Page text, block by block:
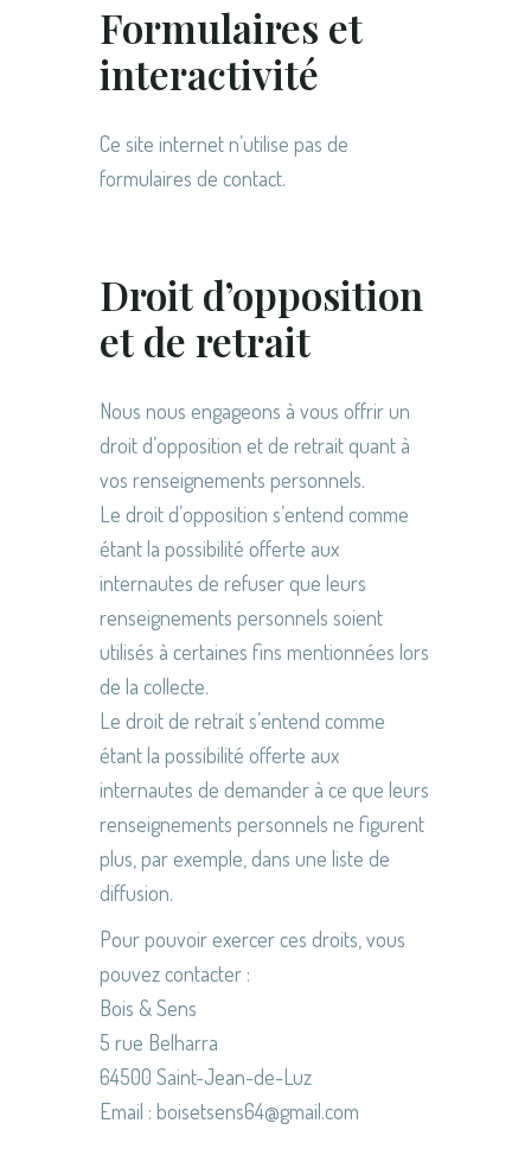
Formulaires et
interactivité
Ce site internet n’utilise pas de
formulaires de contact.
Droit d’opposition
et de retrait
Nous nous engageons à vous offrir un
droit d’opposition et de retrait quant à
vos renseignements personnels.
Le droit d’opposition s’entend comme
étant la possibilité offerte aux
internautes de refuser que leurs
renseignements personnels soient
utilisés à certaines fins mentionnées lors
de la collecte.
Le droit de retrait s’entend comme
étant la possibilité offerte aux
internautes de demander à ce que leurs
renseignements personnels ne figurent
plus, par exemple, dans une liste de
diffusion.
Pour pouvoir exercer ces droits, vous
pouvez contacter :
Bois & Sens
5 rue Belharra
64500 Saint-Jean-de-Luz
Email : boisetsens64@gmail.com